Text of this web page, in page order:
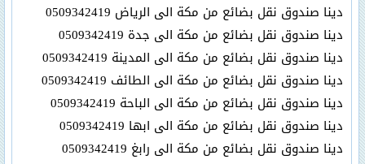
دينا صندوق نقل بضائع من مكة الى الرياض 0509342419
دينا صندوق نقل بضائع من مكة الى جدة 0509342419
دينا صندوق نقل بضائع من مكة الى المدينة 0509342419
دينا صندوق نقل بضائع من مكة الى الطائف 0509342419
دينا صندوق نقل بضائع من مكة الى الباحة 0509342419
دينا صندوق نقل بضائع من مكة الى ابها 0509342419
دينا صندوق نقل بضائع من مكة الى رابغ 0509342419